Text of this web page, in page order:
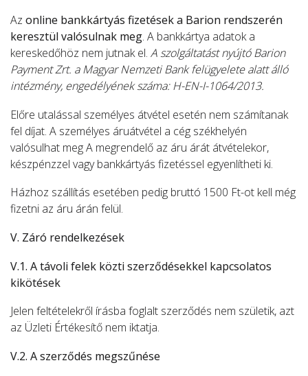
Az online bankkártyás fizetések a Barion rendszerén
keresztül valósulnak meg. A bankkártya adatok a
kereskedőhöz nem jutnak el. A szolgáltatást nyújtó Barion
Payment Zrt. a Magyar Nemzeti Bank felügyelete alatt álló
intézmény, engedélyének száma: H-EN-I-1064/2013.
Előre utalással személyes átvétel esetén nem számítanak
fel díjat. A személyes áruátvétel a cég székhelyén
valósulhat meg A megrendelő az áru árát átvételekor,
készpénzzel vagy bankkártyás fizetéssel egyenlítheti ki.
Házhoz szállítás esetében pedig bruttó 1500 Ft-ot kell még
fizetni az áru árán felül.
V. Záró rendelkezések
V.1. A távoli felek közti szerződésekkel kapcsolatos
kikötések
Jelen feltételekről írásba foglalt szerződés nem születik, azt
az Üzleti Értékesítő nem iktatja.
V.2. A szerződés megszűnése